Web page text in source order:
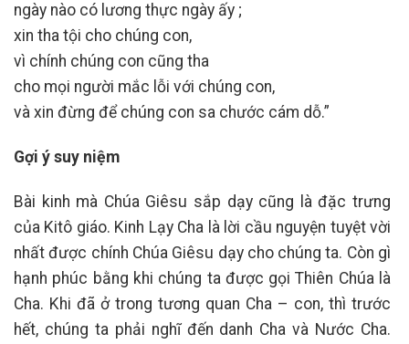
ngày nào có lương thực ngày ấy ;
xin tha tội cho chúng con,
vì chính chúng con cũng tha
cho mọi người mắc lỗi với chúng con,
và xin đừng để chúng con sa chước cám dỗ.”
Gợi ý suy niệm
Bài kinh mà Chúa Giêsu sắp dạy cũng là đặc trưng
của Kitô giáo. Kinh Lạy Cha là lời cầu nguyện tuyệt vời
nhất được chính Chúa Giêsu dạy cho chúng ta. Còn gì
hạnh phúc bằng khi chúng ta được gọi Thiên Chúa là
Cha. Khi đã ở trong tương quan Cha – con, thì trước
hết, chúng ta phải nghĩ đến danh Cha và Nước Cha.